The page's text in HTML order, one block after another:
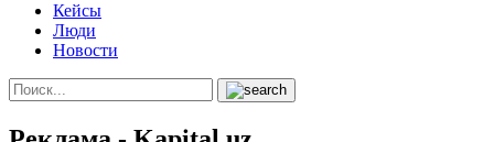
Кейсы
Люди
Новости